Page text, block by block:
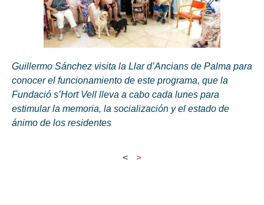
Guillermo Sánchez visita la Llar d’Ancians de Palma para
conocer el funcionamiento de este programa, que la
Fundació s’Hort Vell lleva a cabo cada lunes para
estimular la memoria, la socialización y el estado de
ánimo de los residentes
< >